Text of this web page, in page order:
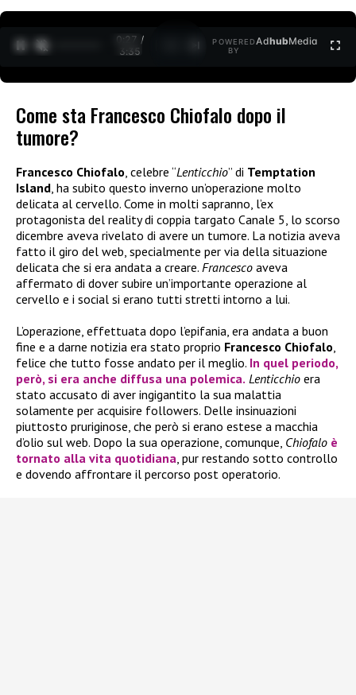
0:27 /
3:35
POWERED
BY
AdhubMedia
Come sta Francesco Chiofalo dopo il
tumore?
Francesco Chiofalo, celebre “Lenticchio” di Temptation
Island, ha subito questo inverno un’operazione molto
delicata al cervello. Come in molti sapranno, l’ex
protagonista del reality di coppia targato Canale 5, lo scorso
dicembre aveva rivelato di avere un tumore. La notizia aveva
fatto il giro del web, specialmente per via della situazione
delicata che si era andata a creare. Francesco aveva
affermato di dover subire un’importante operazione al
cervello e i social si erano tutti stretti intorno a lui.
L’operazione, effettuata dopo l’epifania, era andata a buon
fine e a darne notizia era stato proprio Francesco Chiofalo,
felice che tutto fosse andato per il meglio. In quel periodo,
però, si era anche diffusa una polemica. Lenticchio era
stato accusato di aver ingigantito la sua malattia
solamente per acquisire followers. Delle insinuazioni
piuttosto pruriginose, che però si erano estese a macchia
d’olio sul web. Dopo la sua operazione, comunque, Chiofalo è
tornato alla vita quotidiana, pur restando sotto controllo
e dovendo affrontare il percorso post operatorio.